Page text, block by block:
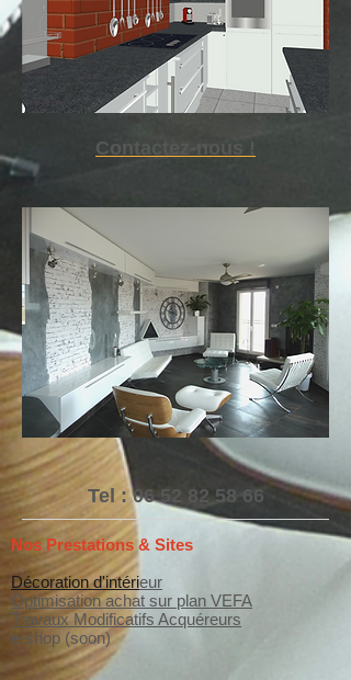
Contactez-nous !
Tel :06 52 82 58 66
Nos Prestations & Sites
Décoration d'intérieur
Optimisation achat sur plan VEFA
Travaux Modificatifs Acquéreurs
e-shop (soon)